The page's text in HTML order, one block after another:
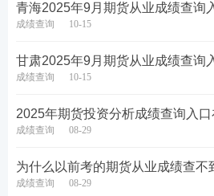
青海​2025年9月期货从业成绩查询
成绩查询 10-15
甘肃​2025年9月期货从业成绩查询
成绩查询 10-15
2025年期货投资分析成绩查询入口
成绩查询 08-29
为什么以前考的期货从业成绩查不
成绩查询 08-29